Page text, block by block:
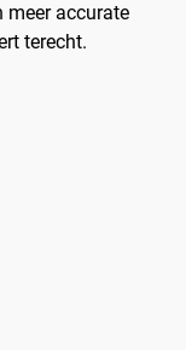
meer accurate
terecht.